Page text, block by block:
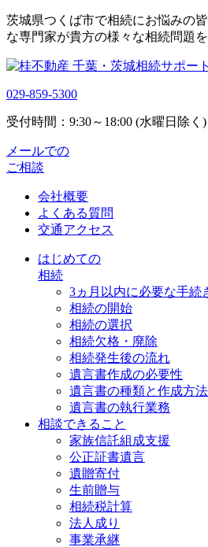
茨城県つくば市で相続にお悩みの
な専門家が貴方の様々な相続問題
029-859-5300
受付時間：9:30～18:00 (水曜日除く)
メールでの
ご相談
会社概要
よくある質問
交通アクセス
はじめての
相続
3ヵ月以内に必要な手続
相続の開始
相続の選択
相続欠格・廃除
相続発生後の流れ
遺言書作成の必要性
遺言書の種類と作成方法
遺言書の執行業務
相談できること
家族信託組成支援
公正証書遺言
遺贈寄付
生前贈与
相続税計算
法人成り
事業承継